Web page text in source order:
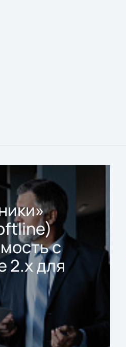
с
2.x для